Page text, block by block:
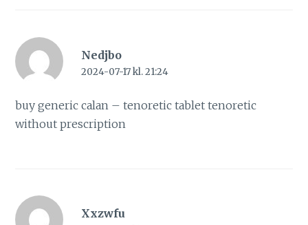
Nedjbo
2024-07-17 kl. 21:24
buy generic calan –tenoretic tablet tenoretic
without prescription
Xxzwfu